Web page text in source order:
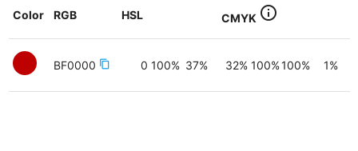
Color RGB HSL CMYK info_outline
BF0000 content_copy 0 100% 37% 32% 100%100% 1%